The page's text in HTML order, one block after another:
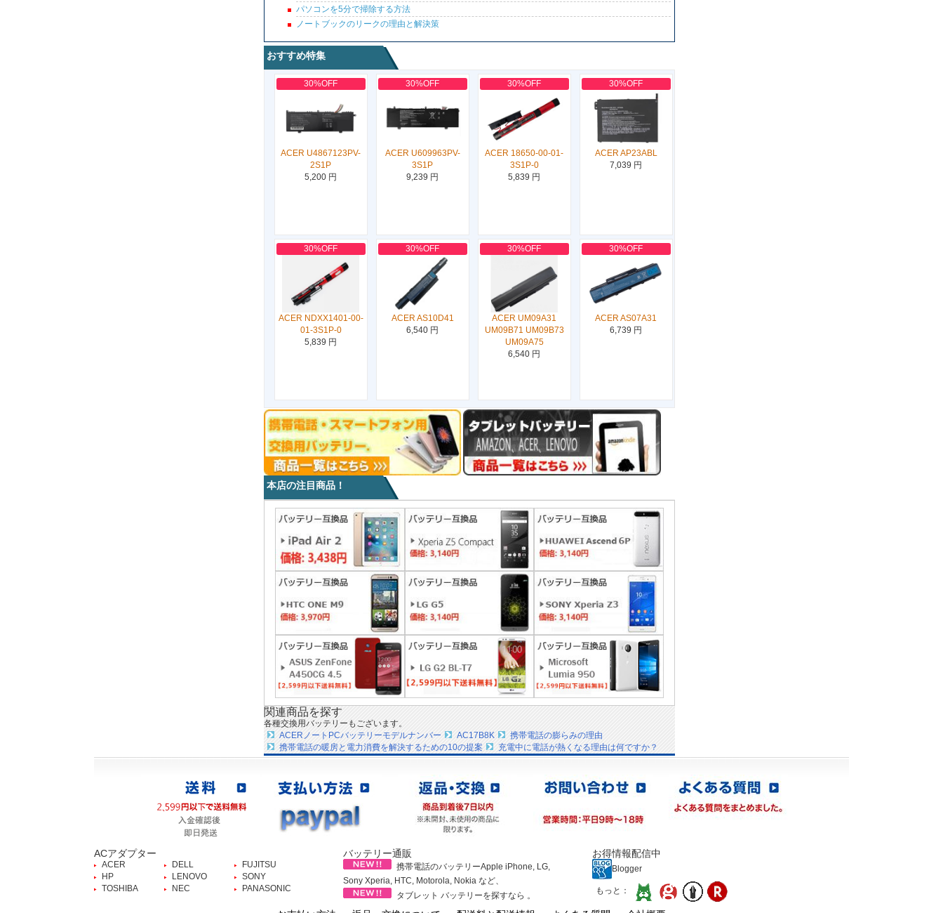
パソコンを5分で掃除する方法
ノートブックのリークの理由と解決策
おすすめ特集
30%OFF
ACER U4867123PV-
2S1P
5,200 円
30%OFF
ACER U609963PV-
3S1P
9,239 円
30%OFF
ACER 18650-00-01-
3S1P-0
5,839 円
30%OFF
ACER AP23ABL
7,039 円
30%OFF
ACER NDXX1401-00-
01-3S1P-0
5,839 円
30%OFF
ACER AS10D41
6,540 円
30%OFF
ACER UM09A31
UM09B71 UM09B73
UM09A75
6,540 円
30%OFF
ACER AS07A31
6,739 円
本店の注目商品！
関連商品を探す
各種交換用バッテリーもございます。
ACERノートPCバッテリーモデルナンバー
AC17B8K
携帯電話の膨らみの理由
携帯電話の暖房と電力消費を解決するための10の提案
充電中に電話が熱くなる理由は何ですか？
ACアダプター
ACER DELL
FUJITSU
HP
LENOVO
SONY
TOSHIBA
NEC PANASONIC
バッテリー通販
携帯電話のバッテリーApple iPhone, LG,
Sony Xperia, HTC, Motorola, Nokia など、
タブレット バッテリーを探すなら 。
お得情報配信中
Blogger
もっと：